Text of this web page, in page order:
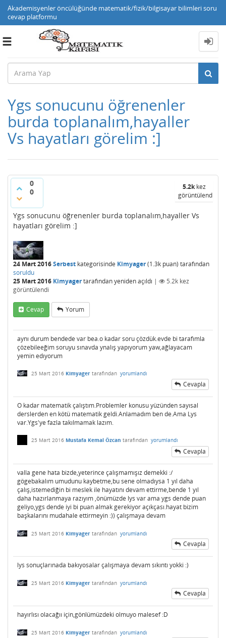
Akademisyenler öncülüğünde matematik/fizik/bilgisayar bilimleri soru
cevap platformu
Toggle
Ygs sonucunu öğrenenler
burda toplanalım,hayaller
Vs hayatları görelim :]
0
0
5.2kkez
görüntülendi
Ygs sonucunu öğrenenler burda toplanalım,hayaller Vs
hayatları görelim :]
24 Mart 2016Serbest kategorisinde Kimyager(1.3k puan) tarafından
soruldu
25 Mart 2016 Kimyagertarafındanyeniden açıldı | 5.2k kez
görüntülendi
Cevap Yorum
aynı durum bendede var bea.o kadar soru çözdük.evde bi tarafımla
çözebileeğim soruyu sınavda ynalış yapıyorum yaw,ağlayacam
yemin edıyorum
25 Mart 2016 Kimyager tarafından yorumlandı
Cevapla
O kadar matematik çalıştım.Problemler konusu yüzünden sayısal
derslerden en kötü matematik geldi.Anlamadım ben de.Ama Lys
var.Ygs'ye fazla takılmamak lazım.
25 Mart 2016 Mustafa Kemal Özcan tarafından yorumlandı
Cevapla
valla gene hata bizde,yeterince çalışmamışız demekki :/
gögebakalım umudunu kaybetme,bu sene olmadıysa 1 yıl daha
çalış,istemediğin bi meslek ile hayatını devam ettirme,bende 1 yıl
daha hazırlanmaya razıyım ,önümüzde lys var ama ygs dende puan
geliyo,ygs dende iyi bi puan almak gerekiyor açıkçası.hayat bizim
başkalarını mudahale ettirmeyin :)) çalışmaya devam
25 Mart 2016 Kimyager tarafından yorumlandı
Cevapla
lys sonuçlarınada bakıyosalar çalışmaya devam sıkıntı yokki :)
25 Mart 2016 Kimyager tarafından yorumlandı
Cevapla
hayırlısı olacağıı için,gönlümüzdeki olmuyo malesef :D
25 Mart 2016 Kimyager tarafından yorumlandı